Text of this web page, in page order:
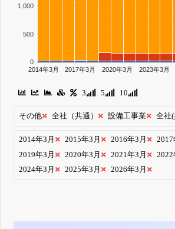
2014年3月 2017年3月 2020年3月 2023年3月
0
500
1,000
3 5 10
その他 全社（共通） 設備工事業 全社
2014年3月 2015年3月 2016年3月 2017
2019年3月
2020年3月 2021年3月 2022
2024年3月
2025年3月 2026年3月